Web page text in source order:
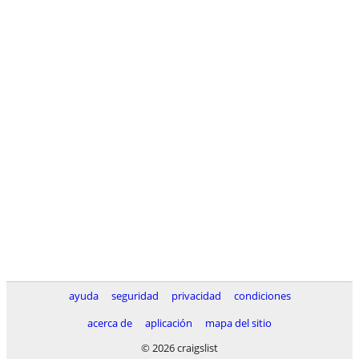
ayuda seguridad privacidad
condiciones
acerca de
aplicación
mapa del sitio
© 2026 craigslist